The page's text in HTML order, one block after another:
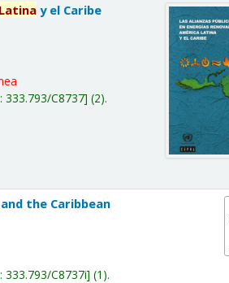
Latina y el Caribe
333.793/C8737 (2).
the Caribbean
333.793/C8737i (1).